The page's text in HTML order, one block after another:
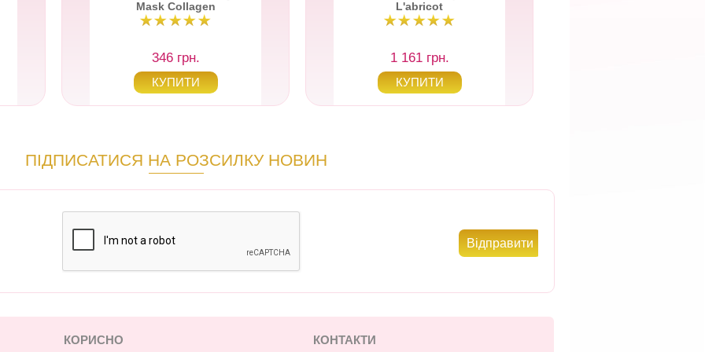
Mask Collagen
346 грн.
L'abricot
1 161 грн.
ПІДПИСАТИСЯ НА РОЗСИЛКУ НОВИН
КОРИСНО КОНТАКТИ